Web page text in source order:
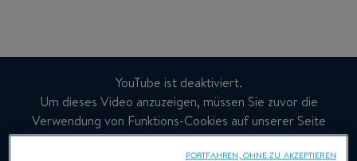
YouTube ist deaktiviert.
Um dieses Video anzuzeigen, müssen Sie zuvor die
Verwendung von Funktions-Cookies auf unserer Seite
zulassen.
FORTFAHREN, OHNE ZU AKZEPTIEREN